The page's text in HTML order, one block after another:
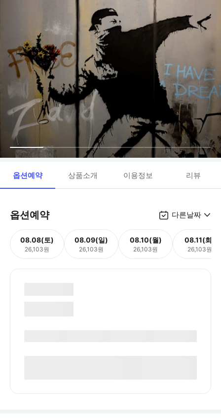
옵션예약 상품소개 이용정보 리뷰
옵션예약 다른날짜
08.08(토)
26,103원
08.09(일)
26,103원
08.10(월)
26,103원
08.11(화)
26,103원